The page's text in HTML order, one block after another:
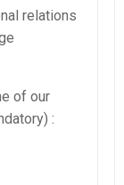
relations
of our
: